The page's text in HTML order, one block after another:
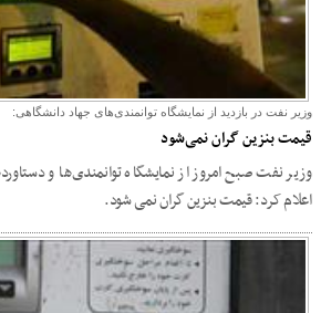
وزیر نفت در بازدید از نمایشگاه توانمندی‌های جهاد دانشگاهی:
قیمت بنزین گران نمی‌شود
وزیر نفت صبح امروز از نمایشگاه توانمندی‌ها و
اعلام کرد: قیمت بنزین گران نمی شود.